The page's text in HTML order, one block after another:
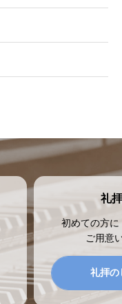
礼
初めての方
ご用意
礼拝の